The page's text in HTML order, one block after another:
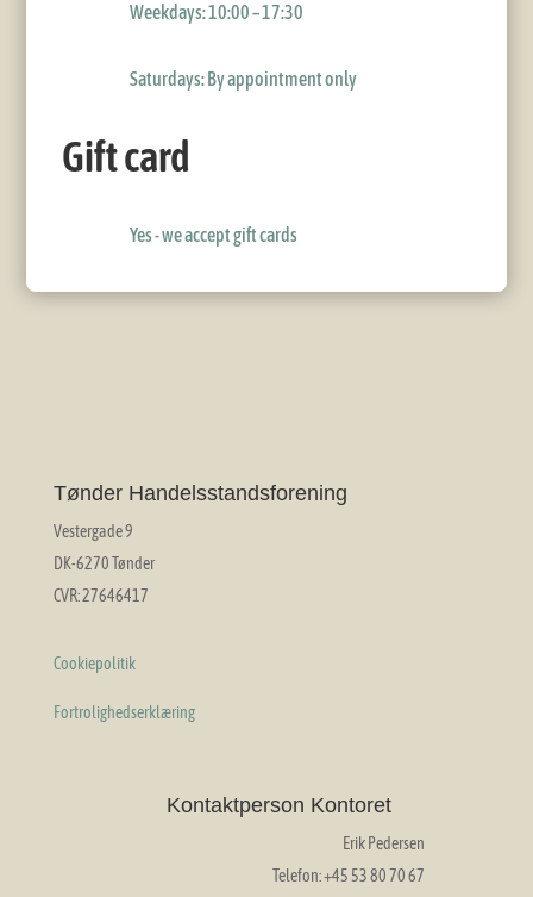
Weekdays: 10:00 – 17:30
Saturdays: By appointment only
Gift card
Yes - we accept gift cards
Tønder Handelsstandsforening
Vestergade 9
DK-6270 Tønder
CVR: 27646417
Cookiepolitik
Fortrolighedserklæring
Kontaktperson Kontoret
Erik Pedersen
Telefon: +45 53 80 70 67